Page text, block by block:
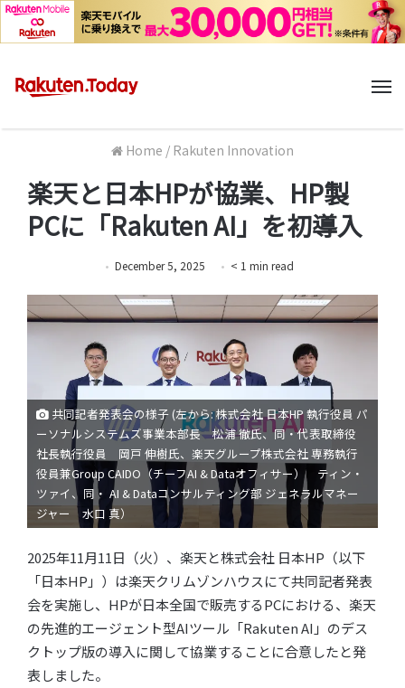
Home / Rakuten Innovation
楽天と日本HPが協業、HP製
PCに「Rakuten AI」を初導入
December 5, 2025 < 1 min read
共同記者発表会の様子 (左から: 株式会社 日本HP 執行役員 パ
ーソナルシステムズ事業本部長 松浦 徹氏、同・代表取締役
社長執行役員 岡戸 伸樹氏、楽天グループ株式会社 専務執行
役員兼Group CAIDO（チーフAI & Dataオフィサー） ティン・
ツァイ、同・ AI & Dataコンサルティング部 ジェネラルマネー
ジャー 水口 真）
2025年11月11日（火）、楽天と株式会社 日本HP（以下
「日本HP」）は楽天クリムゾンハウスにて共同記者発表
会を実施し、HPが日本全国で販売するPCにおける、楽天
の先進的エージェント型AIツール「Rakuten AI」のデス
クトップ版の導入に関して協業することに合意したと発
表しました。